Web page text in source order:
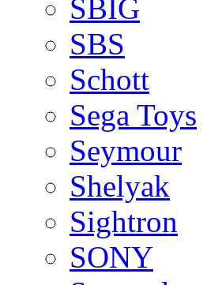
SBIG
SBS
Schott
Sega Toys
Seymour
Shelyak
Sightron
SONY